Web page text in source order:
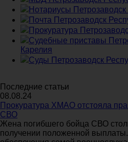
Нотариусы
Почта Петрозаводск
Прокуратура
Судебные приставы
Карелия
Суды Петрозаводск
Последние статьи
08.08.24
Прокуратура ХМАО отстояла
СВО
Жена погибшего бойца СВО
получении положенной